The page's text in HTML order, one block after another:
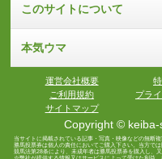
このサイトについて
本気ウマ
運営会社概要
ご利用規約
プラ
サイトマップ
Copyright © keiba-
当サイトに掲載されている記事・写真・映像などの無断複
勝馬投票券は個人の責任においてご購入下さい。当方で
競馬法第28条により、未成年者は勝馬投票券を購入し、